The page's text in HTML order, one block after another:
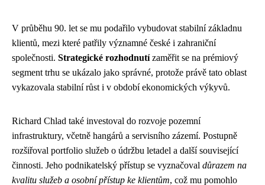
V průběhu 90. let se mu podařilo vybudovat stabilní základnu
klientů, mezi které patřily významné české i zahraniční
společnosti. Strategické rozhodnutízaměřit se na prémiový
segment trhu se ukázalo jako správné, protože právě tato oblast
vykazovala stabilní růst i v období ekonomických výkyvů.
Richard Chlad také investoval do rozvoje pozemní
infrastruktury, včetně hangárů a servisního zázemí. Postupně
rozšiřoval portfolio služeb o údržbu letadel a další související
činnosti. Jeho podnikatelský přístup se vyznačoval důrazem na
kvalitu služeb a osobní přístup ke klientům, což mu pomohlo